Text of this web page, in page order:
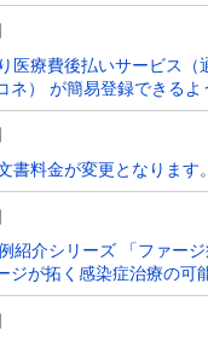
医療費後払いサービス（
ネ） が簡易登録できるよ
書料金が変更となります。
紹介シリーズ 「ファー
ジが拓く感染症治療の可